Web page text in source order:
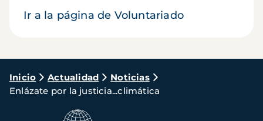
Ir a la página de Voluntariado
Ruta
de
navegación
Inicio Actualidad
Noticias
Enlázate por la justicia...climática